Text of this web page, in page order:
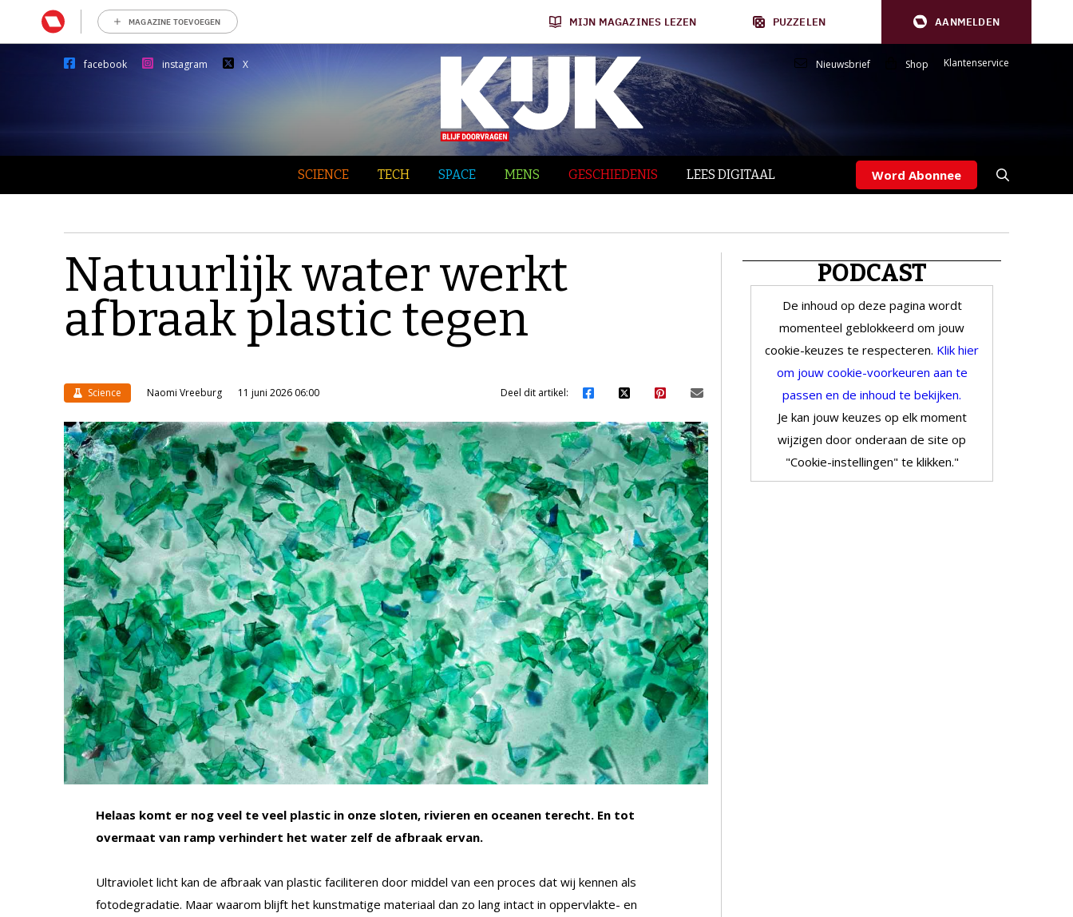
MAGAZINE TOEVOEGEN MIJN MAGAZINES LEZEN PUZZELEN AANMELDEN
facebook instagram X Nieuwsbrief Shop Klantenservice
SCIENCE TECH SPACE MENS GESCHIEDENIS LEES DIGITAAL Word Abonnee
Natuurlijk water werkt
afbraak plastic tegen
Science Naomi Vreeburg 11 juni 2026 06:00 Deel dit artikel:
Helaas komt er nog veel te veel plastic in onze sloten, rivieren en oceanen terecht. En tot
overmaat van ramp verhindert het water zelf de afbraak ervan.
Ultraviolet licht kan de afbraak van plastic faciliteren door middel van een proces dat wij kennen als
fotodegradatie. Maar waarom blijft het kunstmatige materiaal dan zo lang intact in oppervlakte- en
PODCAST
De inhoud op deze pagina wordt
momenteel geblokkeerd om jouw
cookie-keuzes te respecteren. Klik hier
om jouw cookie-voorkeuren aan te
passen en de inhoud te bekijken.
Je kan jouw keuzes op elk moment
wijzigen door onderaan de site op
"Cookie-instellingen" te klikken."